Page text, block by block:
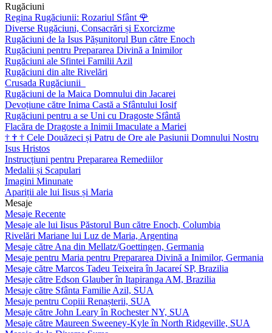
Rugăciuni
Regina Rugăciunii: Rozariul Sfânt 🌹
Diverse Rugăciuni, Consacrări și Exorcizme
Rugăciuni de la Isus Pășunitorul Bun către Enoch
Rugăciuni pentru Prepararea Divină a Inimilor
Rugăciuni ale Sfintei Familii Azil
Rugăciuni din alte Rivelări
Crusada Rugăciunii
Rugăciuni de la Maica Domnului din Jacarei
Devoțiune către Inima Castă a Sfântului Iosif
Rugăciuni pentru a se Uni cu Dragoste Sfântă
Flacăra de Dragoste a Inimii Imaculate a Mariei
† † † Cele Douăzeci și Patru de Ore ale Pasiunii Domnului Nostru
Isus Hristos
Instrucțiuni pentru Prepararea Remediilor
Medalii și Scapulari
Imagini Minunate
Apariții ale lui Iisus și Maria
Mesaje
Mesaje Recente
Mesaje ale lui Iisus Păstorul Bun către Enoch, Columbia
Rivelări Mariane lui Luz de Maria, Argentina
Mesaje către Ana din Mellatz/Goettingen, Germania
Mesaje pentru Maria pentru Prepararea Divină a Inimilor, Germania
Mesaje către Marcos Tadeu Teixeira în Jacareí SP, Brazilia
Mesaje către Edson Glauber în Itapiranga AM, Brazilia
Mesaje către Sfânta Familie Azil, SUA
Mesaje pentru Copiii Renașterii, SUA
Mesaje către John Leary în Rochester NY, SUA
Mesaje către Maureen Sweeney-Kyle în North Ridgeville, SUA